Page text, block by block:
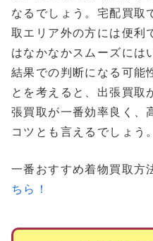
なるでしょう。宅配買取
取エリア外の方には便利
はなかなかスムーズには
結果での判断になる可能
とを考えると、出張買取
張買取が一番効率良く、
コツとも言えるでしょう。
一番おすすめ着物買取方
ちら！